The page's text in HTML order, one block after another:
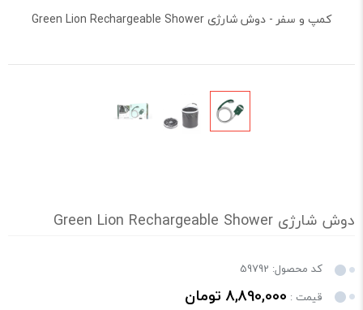
کمپ و سفر - دوش شارژی Green Lion Rechargeable Shower
دوش شارژی Green Lion Rechargeable Shower
کد محصول: 59792
قیمت : 8,890,000 تومان